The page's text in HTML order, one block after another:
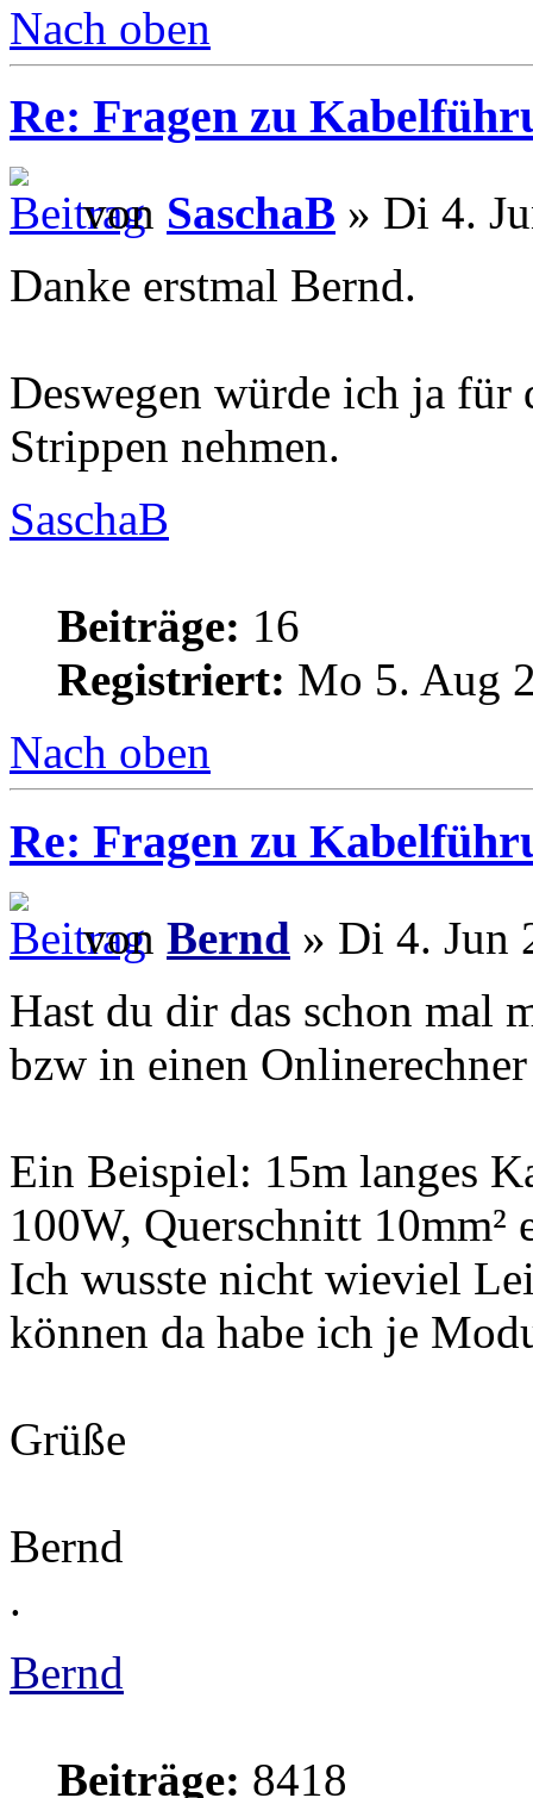
Nach oben
Re: Fragen zu
von SaschaB » Di 4.
Danke erstmal Bernd.
Deswegen würde ich ja für
Strippen nehmen.
SaschaB
Beiträge: 16
Registriert: Mo 5. Aug
Nach oben
Re: Fragen zu
von Bernd » Di 4. Jun
Hast du dir das schon mal
bzw in einen
Ein Beispiel: 15m langes
100W, Querschnitt 10mm²
Ich wusste nicht wieviel
können da habe ich je
Grüße
Bernd
.
Bernd
Beiträge: 8418